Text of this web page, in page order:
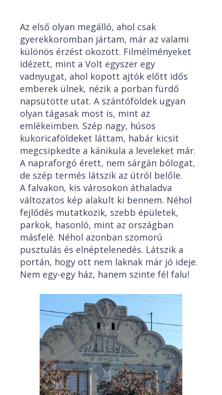
Az első olyan megálló, ahol csak
gyerekkoromban jártam, már az valami
különös érzést okozott. Filmélményeket
idézett, mint a Volt egyszer egy
vadnyugat, ahol kopott ajtók előtt idős
emberek ülnek, nézik a porban fürdő
napsütötte utat. A szántóföldek ugyan
olyan tágasak most is, mint az
emlékeimben. Szép nagy, húsos
kukoricaföldeket láttam, habár kicsit
megcsipkedte a kánikula a leveleket már.
A napraforgó érett, nem sárgán bólogat,
de szép termés látszik az útról belőle.
A falvakon, kis városokon áthaladva
változatos kép alakult ki bennem. Néhol
fejlődés mutatkozik, szebb épületek,
parkok, hasonló, mint az országban
másfelé. Néhol azonban szomorú
pusztulás és elnéptelenedés. Látszik a
portán, hogy ott nem laknak már jó ideje.
Nem egy-egy ház, hanem szinte fél falu!